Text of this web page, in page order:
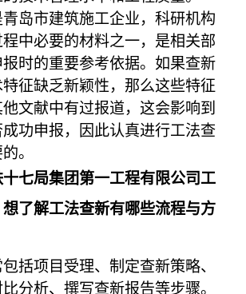
岛市建筑施工企业，科研机构
中必要的材料之一，是相关部
时的重要参考依据。如果查新
征缺乏新颖性，那么这些特征
文献中有过报道，这会影响到
功申报，因此认真进行工法查
。
七局集团第一工程有限公司工
了解工法查新有哪些流程与方
括项目受理、制定查新策略、
分析、撰写查新报告等步骤。